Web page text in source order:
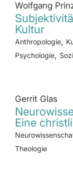
Wolfgang
Kultur
Anthropologie,
Psychologie,
Gerrit Glas
Eine
Theologie